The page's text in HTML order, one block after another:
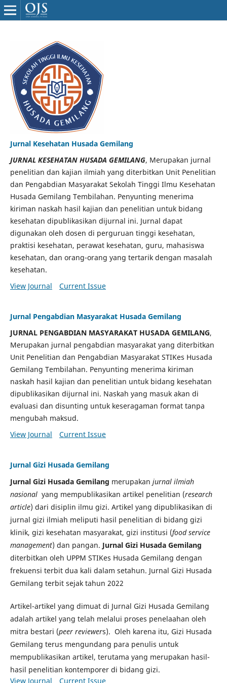
Jurnal Kesehatan Husada Gemilang
JURNAL KESEHATAN HUSADA GEMILANG, Merupakan jurnal
penelitian dan kajian ilmiah yang diterbitkan Unit Penelitian
dan Pengabdian Masyarakat Sekolah Tinggi Ilmu Kesehatan
Husada Gemilang Tembilahan. Penyunting menerima
kiriman naskah hasil kajian dan penelitian untuk bidang
kesehatan dipublikasikan dijurnal ini. Jurnal dapat
digunakan oleh dosen di perguruan tinggi kesehatan,
praktisi kesehatan, perawat kesehatan, guru, mahasiswa
kesehatan, dan orang-orang yang tertarik dengan masalah
kesehatan.
View Journal
Current Issue
Jurnal Pengabdian Masyarakat Husada Gemilang
JURNAL PENGABDIAN MASYARAKAT HUSADA GEMILANG,
Merupakan jurnal pengabdian masyarakat yang diterbitkan
Unit Penelitian dan Pengabdian Masyarakat STIKes Husada
Gemilang Tembilahan. Penyunting menerima kiriman
naskah hasil kajian dan penelitian untuk bidang kesehatan
dipublikasikan dijurnal ini. Naskah yang masuk akan di
evaluasi dan disunting untuk keseragaman format tanpa
mengubah maksud.
View Journal
Current Issue
Jurnal Gizi Husada Gemilang
Jurnal Gizi Husada Gemilang merupakan jurnal ilmiah
nasionalyang mempublikasikan artikel penelitian (research
article) dari disiplin ilmu gizi. Artikel yang dipublikasikan di
jurnal gizi ilmiah meliputi hasil penelitian di bidang gizi
klinik, gizi kesehatan masyarakat, gizi institusi (food service
management) dan pangan. Jurnal Gizi Husada Gemilang
diterbitkan oleh UPPM STIKes Husada Gemilang dengan
frekuensi terbit dua kali dalam setahun. Jurnal Gizi Husada
Gemilang terbit sejak tahun 2022
Artikel-artikel yang dimuat di Jurnal Gizi Husada Gemilang
adalah artikel yang telah melalui proses penelaahan oleh
mitra bestari (peer reviewers). Oleh karena itu, Gizi Husada
Gemilang terus mengundang para penulis untuk
mempublikasikan artikel, terutama yang merupakan hasil-
hasil penelitian kontemporer di bidang gizi.
View Journal
Current Issue